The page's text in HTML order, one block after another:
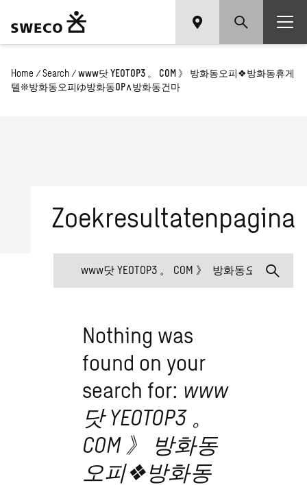
Home / Search / www닷 YEOTOP3 。 COM 》 방화동오피❖방화동휴게
텔❊방화동오피ゆ방화동OP∧방화동건마
Zoekresultatenpagina
Nothing was
found on your
search for: www
닷 YEOTOP3 。
COM 》 방화동
오피❖방화동